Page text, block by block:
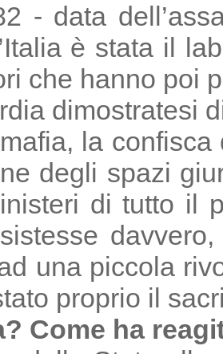
- data
è stata il
che hanno poi
dimostratesi
la
degli spazi
di tutto il
una piccola
proprio il
Come ha